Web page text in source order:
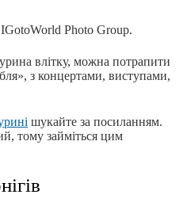
Photo Group.
влітку, можна потрапити
з концертами, виступами,
шукайте за посиланням.
тому займіться цим